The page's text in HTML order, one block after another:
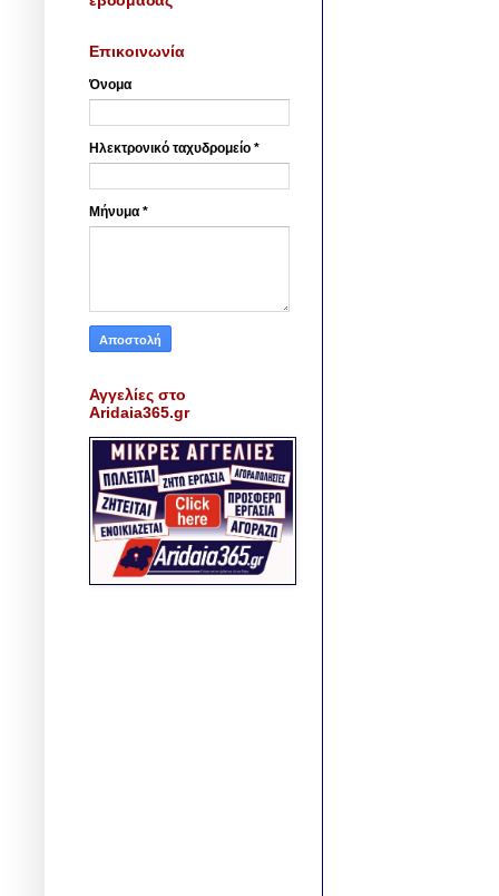
Επικοινωνία
Όνομα
Ηλεκτρονικό ταχυδρομείο *
Μήνυμα *
Αγγελίες στο
Aridaia365.gr